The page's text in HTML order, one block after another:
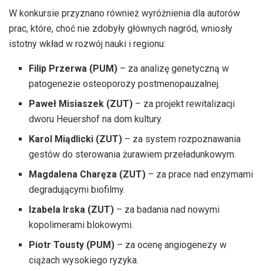
W konkursie przyznano również wyróżnienia dla autorów
prac, które, choć nie zdobyły głównych nagród, wniosły
istotny wkład w rozwój nauki i regionu:
Filip Przerwa (PUM) – za analizę genetyczną w
patogenezie osteoporozy postmenopauzalnej.
Paweł Misiaszek (ZUT) – za projekt rewitalizacji
dworu Heuershof na dom kultury.
Karol Miądlicki (ZUT) – za system rozpoznawania
gestów do sterowania żurawiem przeładunkowym.
Magdalena Charęza (ZUT) – za prace nad enzymami
degradującymi biofilmy.
Izabela Irska (ZUT) – za badania nad nowymi
kopolimerami blokowymi.
Piotr Tousty (PUM) – za ocenę angiogenezy w
ciążach wysokiego ryzyka.